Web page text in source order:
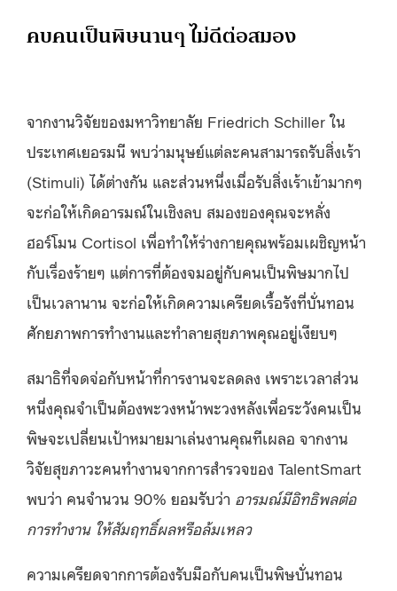
คบคนเป็นพิษนานๆ ไม่ดีต่อสมอง
จากงานวิจัยของมหาวิทยาลัย Friedrich Schiller ใน
ประเทศเยอรมนี พบว่ามนุษย์แต่ละคนสามารถรับสิ่งเร้า
(Stimuli) ได้ต่างกัน และส่วนหนึ่งเมื่อรับสิ่งเร้าเข้ามากๆ
จะก่อให้เกิดอารมณ์ในเชิงลบ สมองของคุณจะหลั่ง
ฮอร์โมน Cortisol เพื่อทำให้ร่างกายคุณพร้อมเผชิญหน้า
กับเรื่องร้ายๆ แต่การที่ต้องจมอยู่กับคนเป็นพิษมากไป
เป็นเวลานาน จะก่อให้เกิดความเครียดเรื้อรังที่บั่นทอน
ศักยภาพการทำงานและทำลายสุขภาพคุณอยู่เงียบๆ
สมาธิที่จดจ่อกับหน้าที่การงานจะลดลง เพราะเวลาส่วน
หนึ่งคุณจำเป็นต้องพะวงหน้าพะวงหลังเพื่อระวังคนเป็น
พิษจะเปลี่ยนเป้าหมายมาเล่นงานคุณทีเผลอ จากงาน
วิจัยสุขภาวะคนทำงานจากการสำรวจของ TalentSmart
พบว่า คนจำนวน 90% ยอมรับว่า อารมณ์มีอิทธิพลต่อ
การทำงาน ให้สัมฤทธิ์ผลหรือล้มเหลว
ความเครียดจากการต้องรับมือกับคนเป็นพิษบั่นทอน